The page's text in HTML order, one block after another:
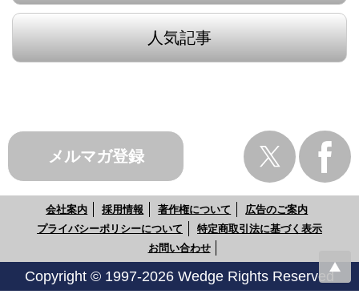
人気記事
メルマガ登録
会社案内 採用情報 著作権について
広告のご案内
プライバシーポリシーについて
特定商取引法に基づく表示
お問い合わせ
Copyright © 1997-2026 Wedge Rights Reserved